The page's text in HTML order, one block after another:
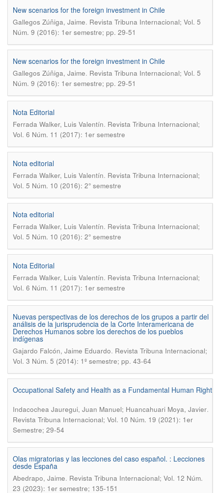
New scenarios for the foreign investment in Chile
Gallegos Zúñiga, Jaime. Revista Tribuna Internacional; Vol. 5
Núm. 9 (2016): 1er semestre; pp. 29-51
New scenarios for the foreign investment in Chile
Gallegos Zúñiga, Jaime. Revista Tribuna Internacional; Vol. 5
Núm. 9 (2016): 1er semestre; pp. 29-51
Nota Editorial
Ferrada Walker, Luis Valentín. Revista Tribuna Internacional;
Vol. 6 Núm. 11 (2017): 1er semestre
Nota editorial
Ferrada Walker, Luis Valentín. Revista Tribuna Internacional;
Vol. 5 Núm. 10 (2016): 2° semestre
Nota editorial
Ferrada Walker, Luis Valentín. Revista Tribuna Internacional;
Vol. 5 Núm. 10 (2016): 2° semestre
Nota Editorial
Ferrada Walker, Luis Valentín. Revista Tribuna Internacional;
Vol. 6 Núm. 11 (2017): 1er semestre
Nuevas perspectivas de los derechos de los grupos a partir del
análisis de la jurisprudencia de la Corte Interamericana de
Derechos Humanos sobre los derechos de los pueblos
indígenas
Gajardo Falcón, Jaime Eduardo. Revista Tribuna Internacional;
Vol. 3 Núm. 5 (2014): 1º semestre; pp. 43-64
Occupational Safety and Health as a Fundamental Human Right
Indacochea Jauregui, Juan Manuel; Huancahuari Moya, Javier.
Revista Tribuna Internacional; Vol. 10 Núm. 19 (2021): 1er
Semestre; 29-54
Olas migratorias y las lecciones del caso español. : Lecciones
desde España
Abedrapo, Jaime. Revista Tribuna Internacional; Vol. 12 Núm.
23 (2023): 1er semestre; 135-151